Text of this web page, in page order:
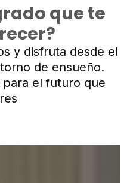
que te
y disfruta desde el
de ensueño.
el futuro que